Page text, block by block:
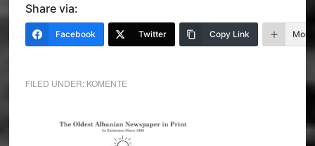
Share via:
Facebook Twitter Copy Link More
FILED UNDER: KOMENTE